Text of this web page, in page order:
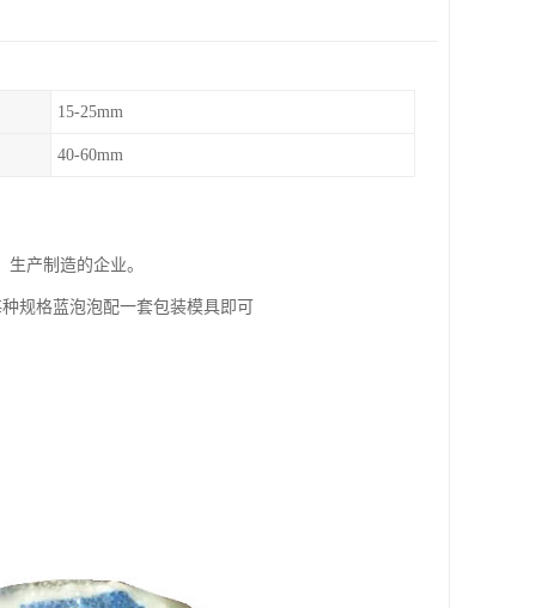
15-25mm
40-60mm
产制造的企业。
规格蓝泡泡配一套包装模具即可